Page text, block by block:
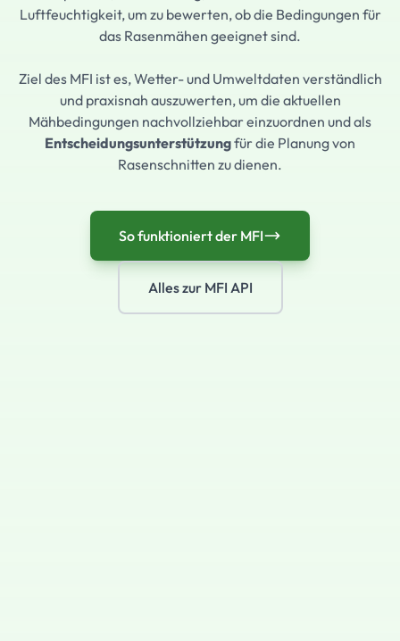
Luftfeuchtigkeit, um zu bewerten, ob die Bedingungen für
das Rasenmähen geeignet sind.
Ziel des MFI ist es, Wetter- und Umweltdaten verständlich
und praxisnah auszuwerten, um die aktuellen
Mähbedingungen nachvollziehbar einzuordnen und als
Entscheidungsunterstützungfür die Planung von
Rasenschnitten zu dienen.
So funktioniert der MFI
Alles zur MFI API